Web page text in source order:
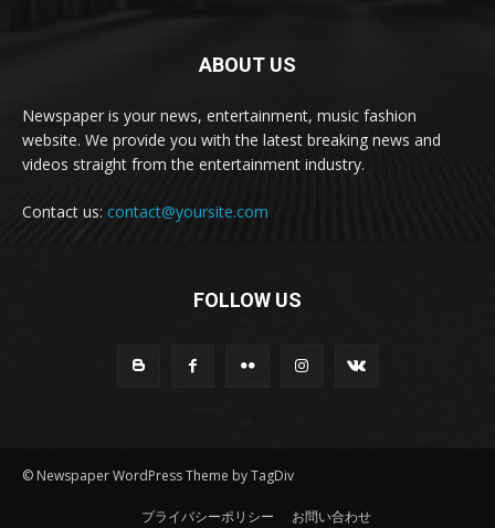
ABOUT US
Newspaper is your news, entertainment, music fashion
website. We provide you with the latest breaking news and
videos straight from the entertainment industry.
Contact us: contact@yoursite.com
FOLLOW US
© Newspaper WordPress Theme by TagDiv
プライバシーポリシー お問い合わせ